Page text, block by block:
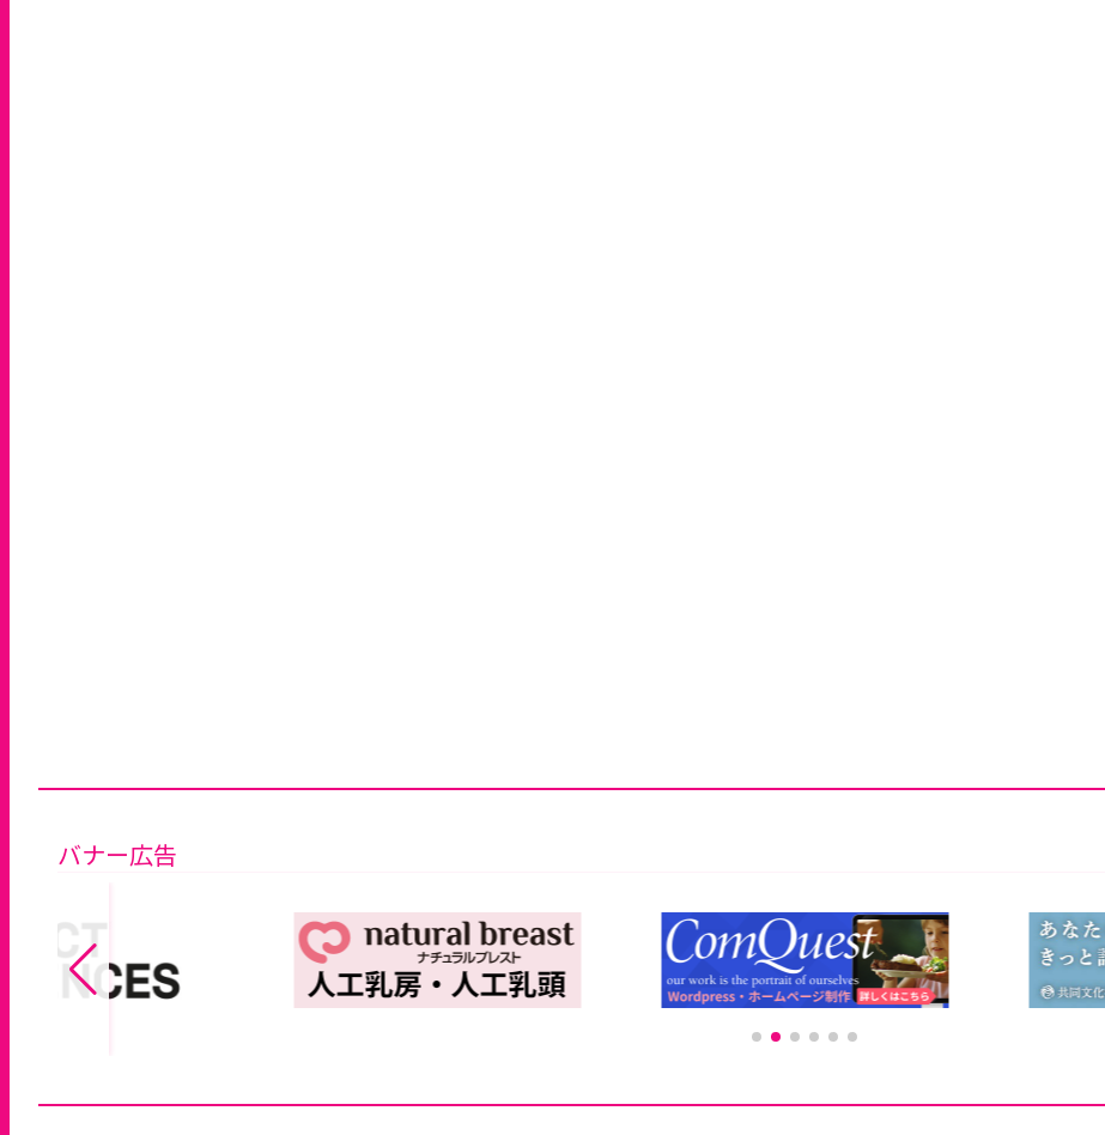
バナー広告